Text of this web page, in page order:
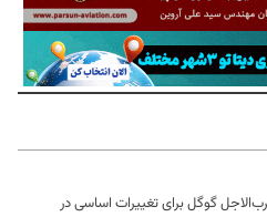
گوگل برای تغییرات اساسی در